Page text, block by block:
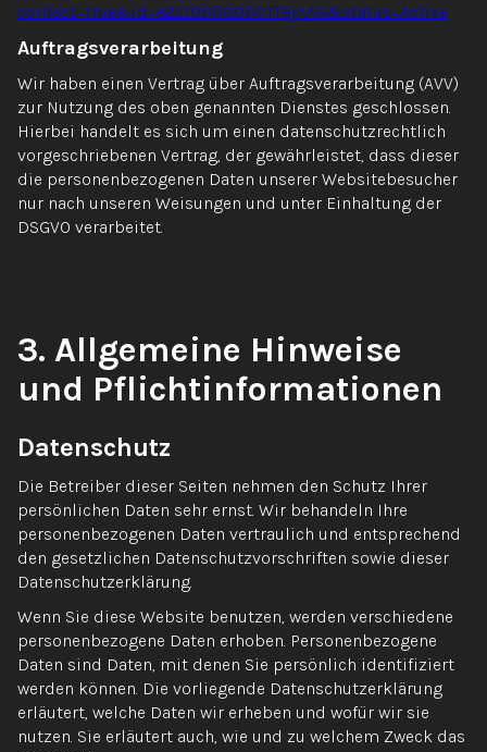
contact=true&id=a2zt0000000TT9jAAG&status=Active
Auftragsverarbeitung
Wir haben einen Vertrag über Auftragsverarbeitung (AVV)
zur Nutzung des oben genannten Dienstes geschlossen.
Hierbei handelt es sich um einen datenschutzrechtlich
vorgeschriebenen Vertrag, der gewährleistet, dass dieser
die personenbezogenen Daten unserer Websitebesucher
nur nach unseren Weisungen und unter Einhaltung der
DSGVO verarbeitet.
3. Allgemeine Hinweise
und Pflicht­informationen
Datenschutz
Die Betreiber dieser Seiten nehmen den Schutz Ihrer
persönlichen Daten sehr ernst. Wir behandeln Ihre
personenbezogenen Daten vertraulich und entsprechend
den gesetzlichen Datenschutzvorschriften sowie dieser
Datenschutzerklärung.
Wenn Sie diese Website benutzen, werden verschiedene
personenbezogene Daten erhoben. Personenbezogene
Daten sind Daten, mit denen Sie persönlich identifiziert
werden können. Die vorliegende Datenschutzerklärung
erläutert, welche Daten wir erheben und wofür wir sie
nutzen. Sie erläutert auch, wie und zu welchem Zweck das